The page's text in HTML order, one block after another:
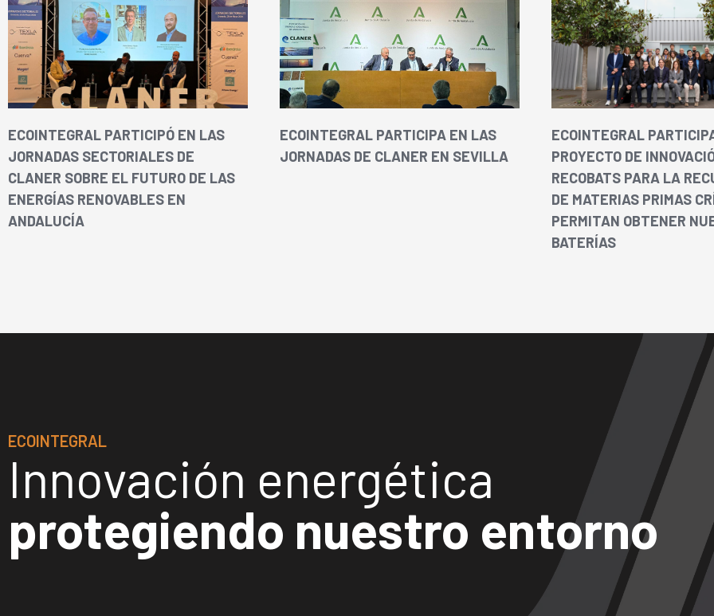
ECOINTEGRAL PARTICIPÓ EN LAS
JORNADAS SECTORIALES DE
CLANER SOBRE EL FUTURO DE LAS
ENERGÍAS RENOVABLES EN
ANDALUCÍA
ECOINTEGRAL PARTICIPA EN LAS
JORNADAS DE CLANER EN SEVILLA
ECOINTEGRAL
PROYECTO DE
RECOBATS PARA LA
DE MATERIAS PRIMAS
PERMITAN OBTENER
BATERÍAS
ECOINTEGRAL
Innovación energética
protegiendo nuestro entorno